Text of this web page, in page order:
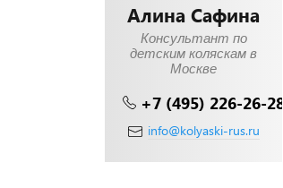
Алина Сафина
Консультант по
детским коляскам в
Москве
+7 (495) 226-26-28
info@kolyaski-rus.ru